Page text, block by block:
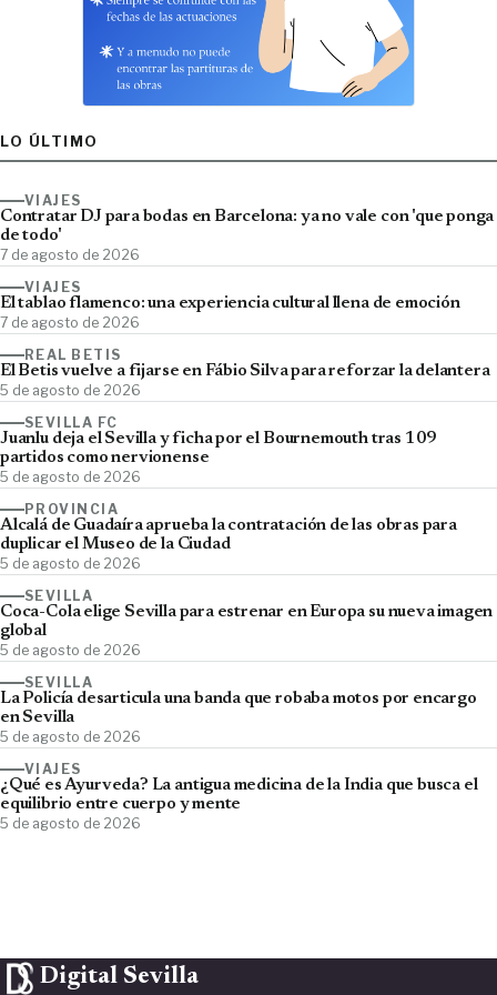
LO ÚLTIMO
VIAJES
Contratar DJ para bodas en Barcelona: ya no vale con 'que ponga
de todo'
7 de agosto de 2026
VIAJES
El tablao flamenco: una experiencia cultural llena de emoción
7 de agosto de 2026
REAL BETIS
El Betis vuelve a fijarse en Fábio Silva para reforzar la delantera
5 de agosto de 2026
SEVILLA FC
Juanlu deja el Sevilla y ficha por el Bournemouth tras 109
partidos como nervionense
5 de agosto de 2026
PROVINCIA
Alcalá de Guadaíra aprueba la contratación de las obras para
duplicar el Museo de la Ciudad
5 de agosto de 2026
SEVILLA
Coca-Cola elige Sevilla para estrenar en Europa su nueva imagen
global
5 de agosto de 2026
SEVILLA
La Policía desarticula una banda que robaba motos por encargo
en Sevilla
5 de agosto de 2026
VIAJES
¿Qué es Ayurveda? La antigua medicina de la India que busca el
equilibrio entre cuerpo y mente
5 de agosto de 2026
Digital Sevilla